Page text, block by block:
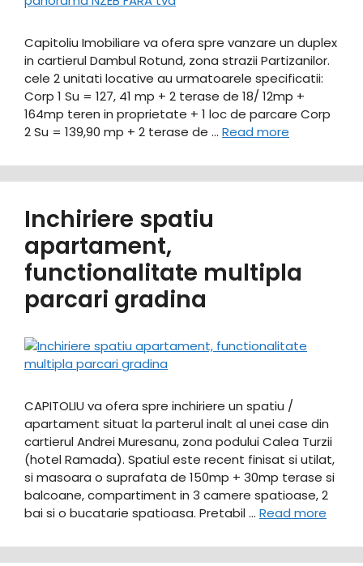
Capitoliu Imobiliare va ofera spre vanzare un duplex
in cartierul Dambul Rotund, zona strazii Partizanilor.
cele 2 unitati locative au urmatoarele specificatii:
Corp 1 Su = 127, 41 mp + 2 terase de 18/ 12mp +
164mp teren in proprietate + 1 loc de parcare Corp
2 Su = 139,90 mp + 2 terase de … Read more
Inchiriere spatiu
apartament,
functionalitate multipla
parcari gradina
CAPITOLIU va ofera spre inchiriere un spatiu /
apartament situat la parterul inalt al unei case din
cartierul Andrei Muresanu, zona podului Calea Turzii
(hotel Ramada). Spatiul este recent finisat si utilat,
si masoara o suprafata de 150mp + 30mp terase si
balcoane, compartiment in 3 camere spatioase, 2
bai si o bucatarie spatioasa. Pretabil … Read more